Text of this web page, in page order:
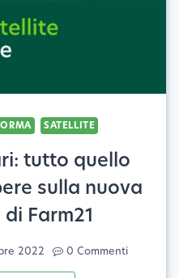
SATELLITE
tutto quello
sulla nuova
Farm21
2022 0 Commenti